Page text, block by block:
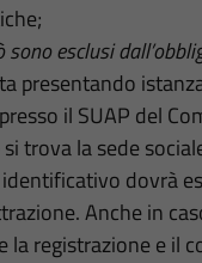
sono esclusi
presentando
il SUAP del
trova la sede
dovrà
Anche in
registrazione e il